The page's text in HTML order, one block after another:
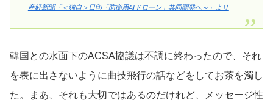
産経新聞「＜独自＞日印「防衛用AIドローン」共同開発へ～」より
韓国との水面下のACSA協議は不調に終わったので、それ
を表に出さないように曲技飛行の話などをしてお茶を濁し
た。まあ、それも大切ではあるのだけれど、メッセージ性